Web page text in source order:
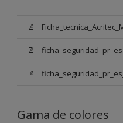
Gama de colores